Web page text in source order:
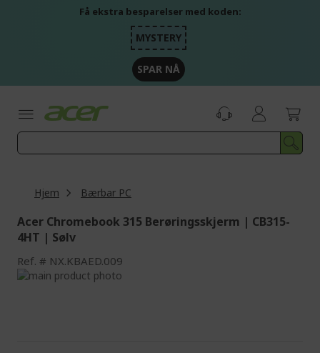
Få ekstra besparelser med koden:
MYSTERY
SPAR NÅ
Hjem Bærbar PC
Acer Chromebook 315 Berøringsskjerm | CB315-
4HT | Sølv
Ref. NX.KBAED.009
Skip